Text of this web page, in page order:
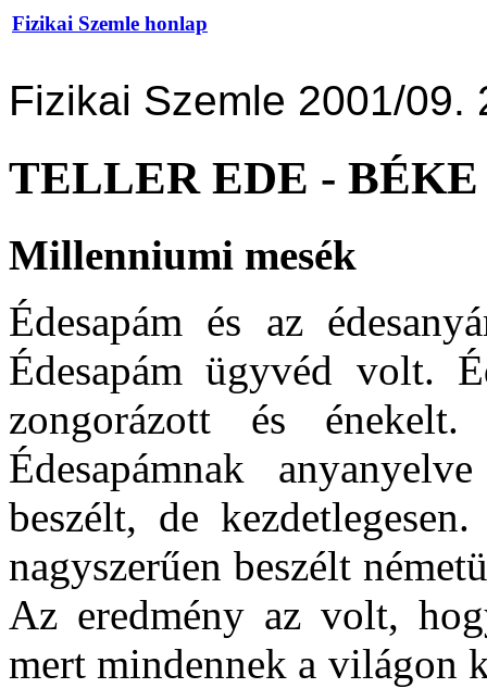
Fizikai Szemle honlap
Fizikai Szemle 2001/09.
TELLER EDE -
Millenniumi mesék
Édesapám és az
Édesapám ügyvéd volt.
zongorázott és
Édesapámnak
beszélt, de
nagyszerűen beszélt
Az eredmény az volt,
mert mindennek a világon